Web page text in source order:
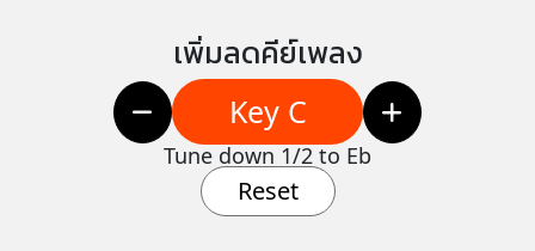
เพิ่มลดคีย์เพลง
Key C
Tune down 1/2 to Eb
Reset